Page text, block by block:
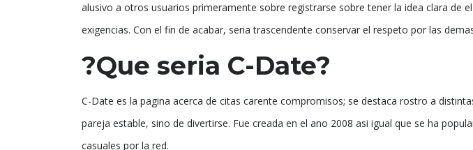
alusivo a otros usuarios primeramente sobre registrarse sobre tener la idea clara de
exigencias. Con el fin de acabar, seria trascendente conservar el respeto por las
?Que seria C-Date?
C-Date es la pagina acerca de citas carente compromisos; se destaca rostro a
pareja estable, sino de divertirse. Fue creada en el ano 2008 asi igual que se ha
casuales por la red.